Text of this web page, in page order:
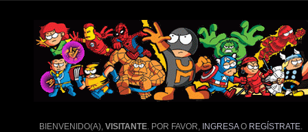
BIENVENIDO(A),VISITANTE . POR FAVOR, INGRESAO REGÍSTRATE